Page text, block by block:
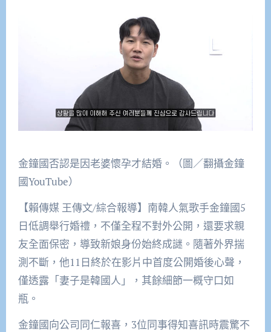
金鐘國否認是因老婆懷孕才結婚。（圖／翻攝金鐘
國YouTube）
【賴傳媒 王傳文/綜合報導】南韓人氣歌手金鐘國5
日低調舉行婚禮，不僅全程不對外公開，還要求親
友全面保密，導致新娘身份始終成謎。隨著外界揣
測不斷，他11日終於在影片中首度公開婚後心聲，
僅透露「妻子是韓國人」，其餘細節一概守口如
瓶。
金鐘國向公司同仁報喜，3位同事得知喜訊時震驚不